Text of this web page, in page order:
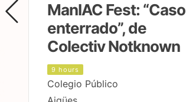
ManIAC Fest: “Caso
enterrado”, de
Colectiv Notknown
9 hours
Colegio Público